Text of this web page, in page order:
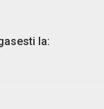
la: